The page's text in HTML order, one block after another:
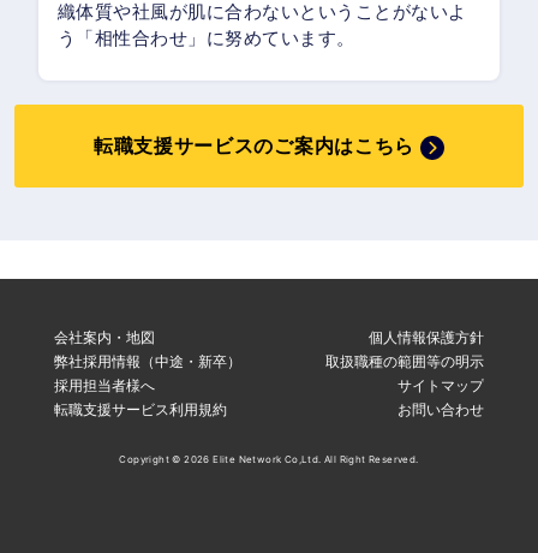
織体質や社風が肌に合わないということがないよ
う「相性合わせ」に努めています。
転職支援サービスのご案内はこちら
会社案内・地図
弊社採用情報（中途・新卒）
採用担当者様へ
転職支援サービス利用規約
個人情報保護方針
取扱職種の範囲等の明示
サイトマップ
お問い合わせ
Copyright © 2026 Elite Network Co,Ltd. All Right Reserved.